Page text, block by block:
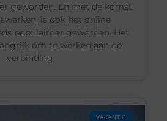
geworden. En met de komst
is ook het online
populairder geworden. Het
om te werken aan de
verbinding
VAKANTIE